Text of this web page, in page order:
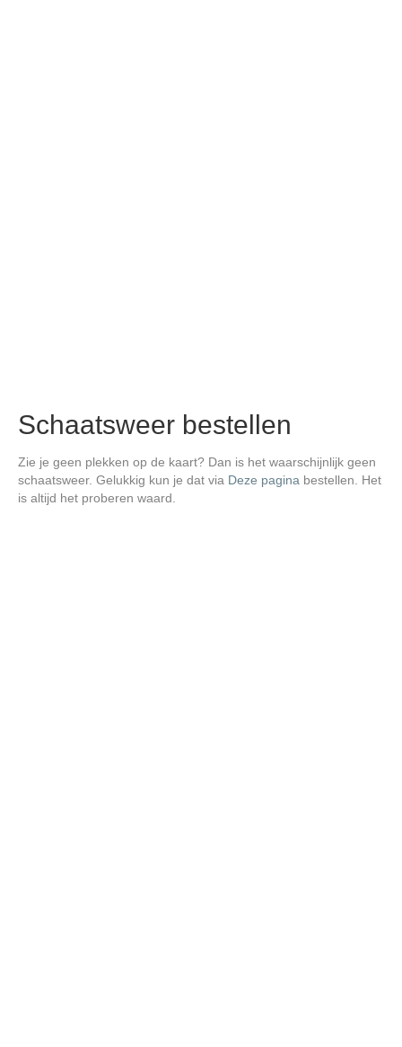
Schaatsweer bestellen
Zie je geen plekken op de kaart? Dan is het waarschijnlijk geen
schaatsweer. Gelukkig kun je dat via Deze pagina bestellen. Het
is altijd het proberen waard.